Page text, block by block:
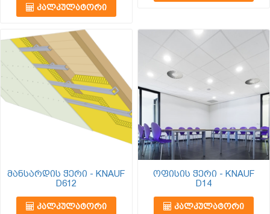
ᲙᲐᲚᲙᲣᲚᲐᲢᲝᲠᲘ
მანსარდის ჭერი - KNAUF
D612
ᲙᲐᲚᲙᲣᲚᲐᲢᲝᲠᲘ
ოფისის ჭერი - KNAUF
D14
ᲙᲐᲚᲙᲣᲚᲐᲢᲝᲠᲘ